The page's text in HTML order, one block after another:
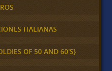
ITALIANAS
OF 50 AND 60'S}